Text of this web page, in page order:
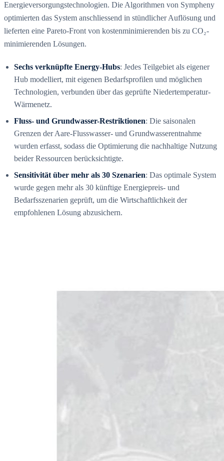
Energieversorgungstechnologien. Die Algorithmen von Sympheny
optimierten das System anschliessend in stündlicher Auflösung und
lieferten eine Pareto-Front von kostenminimierenden bis zu CO₂-
minimierenden Lösungen.
Sechs verknüpfte Energy-Hubs: Jedes Teilgebiet als eigener
Hub modelliert, mit eigenen Bedarfsprofilen und möglichen
Technologien, verbunden über das geprüfte Niedertemperatur-
Wärmenetz.
Fluss- und Grundwasser-Restriktionen: Die saisonalen
Grenzen der Aare-Flusswasser- und Grundwasserentnahme
wurden erfasst, sodass die Optimierung die nachhaltige Nutzung
beider Ressourcen berücksichtigte.
Sensitivität über mehr als 30 Szenarien: Das optimale System
wurde gegen mehr als 30 künftige Energiepreis- und
Bedarfsszenarien geprüft, um die Wirtschaftlichkeit der
empfohlenen Lösung abzusichern.